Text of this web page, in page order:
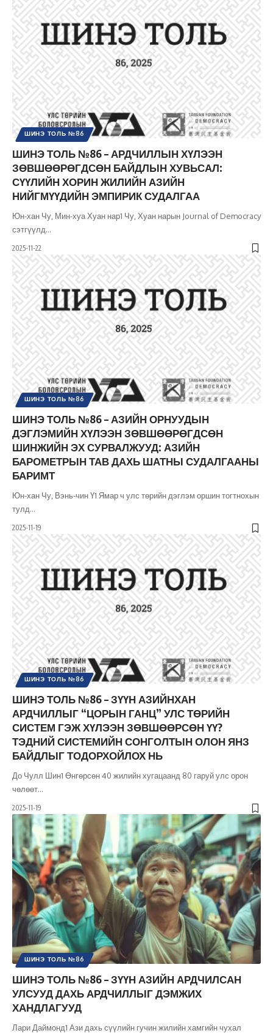
ШИНЭ ТОЛЬ №86
ШИНЭ ТОЛЬ №86 – АРДЧИЛЛЫН ХҮЛЭЭН
ЗӨВШӨӨРӨГДСӨН БАЙДЛЫН ХУВЬСАЛ:
СҮҮЛИЙН ХОРИН ЖИЛИЙН АЗИЙН
НИЙГМҮҮДИЙН ЭМПИРИК СУДАЛГАА
Юн-хан Чу, Мин-хуа Хуан нар1 Чу, Хуан нарын Journal of Democracy
сэтгүүлд…
2025-11-22
ШИНЭ ТОЛЬ №86
ШИНЭ ТОЛЬ №86 – АЗИЙН ОРНУУДЫН
ДЭГЛЭМИЙН ХҮЛЭЭН ЗӨВШӨӨРӨГДСӨН
ШИНЖИЙН ЭХ СУРВАЛЖУУД: АЗИЙН
БАРОМЕТРЫН ТАВ ДАХЬ ШАТНЫ СУДАЛГААНЫ
БАРИМТ
Юн-хан Чу, Вэнь-чин Ү1 Ямар ч улс төрийн дэглэм оршин тогтнохын
тулд…
2025-11-19
ШИНЭ ТОЛЬ №86
ШИНЭ ТОЛЬ №86 – ЗҮҮН АЗИЙНХАН
АРДЧИЛЛЫГ “ЦОРЫН ГАНЦ” УЛС ТӨРИЙН
СИСТЕМ ГЭЖ ХҮЛЭЭН ЗӨВШӨӨРСӨН ҮҮ?
ТЭДНИЙ СИСТЕМИЙН СОНГОЛТЫН ОЛОН ЯНЗ
БАЙДЛЫГ ТОДОРХОЙЛОХ НЬ
До Чулл Шин1 Өнгөрсөн 40 жилийн хугацаанд 80 гаруй улс орон
чөлөөт…
2025-11-19
ШИНЭ ТОЛЬ №86
ШИНЭ ТОЛЬ №86 – ЗҮҮН АЗИЙН АРДЧИЛСАН
УЛСУУД ДАХЬ АРДЧИЛЛЫГ ДЭМЖИХ
ХАНДЛАГУУД
Лари Даймонд1 Ази дахь сүүлийн гучин жилийн хамгийн чухал